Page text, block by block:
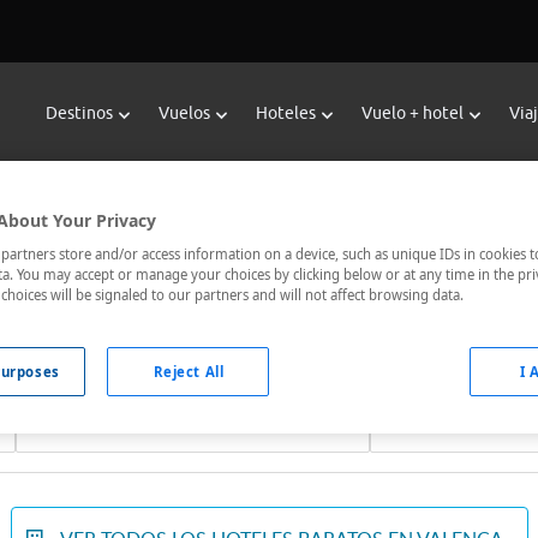
Destinos Vuelos Hoteles Vuelo + hotel
Reservar Hoteles en Valença
de Viajes Carrefour te ofrecehoteles baratos en
el hotel que busques nosotros te lo encontramos al
Fechas *
Your Privacy
store and/or access information on a device, such as unique IDs in cookies
You may accept or manage your choices by clicking below or at any time in the
choices will be signaled to our partners and will not affect browsing data.
Reject All I